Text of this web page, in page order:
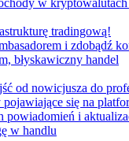
w
tradingową!
i zdobądź
błyskawiczny handel
od nowicjusza do
się na
i
w handlu